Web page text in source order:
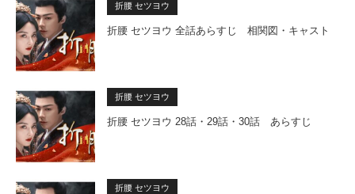
折腰 セツヨウ
折腰 セツヨウ 全話あらすじ 相関図・キャスト
折腰 セツヨウ
折腰 セツヨウ 28話・29話・30話 あらすじ
折腰 セツヨウ